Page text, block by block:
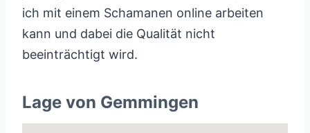
ich mit einem Schamanen online arbeiten
kann und dabei die Qualität nicht
beeinträchtigt wird.
Lage von Gemmingen